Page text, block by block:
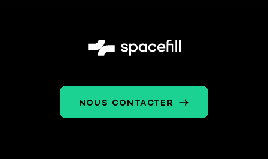
NOUS CONTACTER